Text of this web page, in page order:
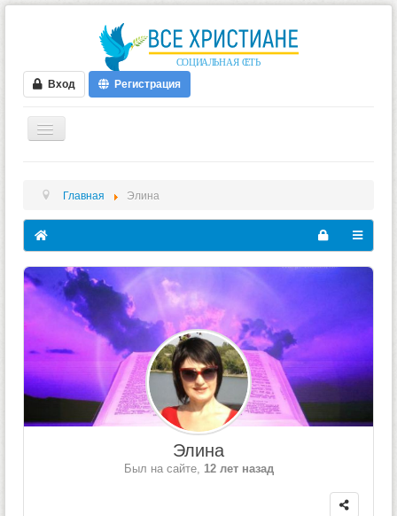
Вход Регистрация
ФОРУМ
ВИДЕО
БЛОГИ
МУЗЫКА
БИБЛИЯ
ОПРОСЫ
НОВОСТИ
Главная Элина
Элина
Был на сайте, 12 лет назад